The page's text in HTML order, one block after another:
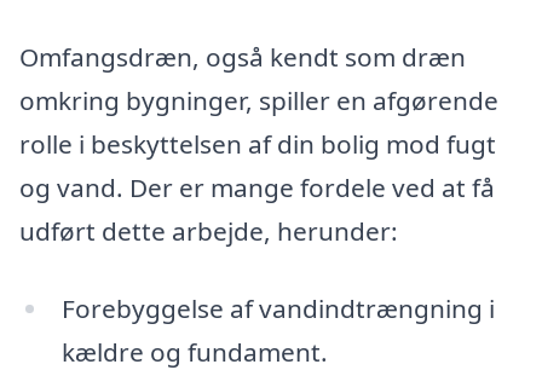
Omfangsdræn, også kendt som dræn
omkring bygninger, spiller en afgørende
rolle i beskyttelsen af din bolig mod fugt
og vand. Der er mange fordele ved at få
udført dette arbejde, herunder:
Forebyggelse af vandindtrængning i
kældre og fundament.